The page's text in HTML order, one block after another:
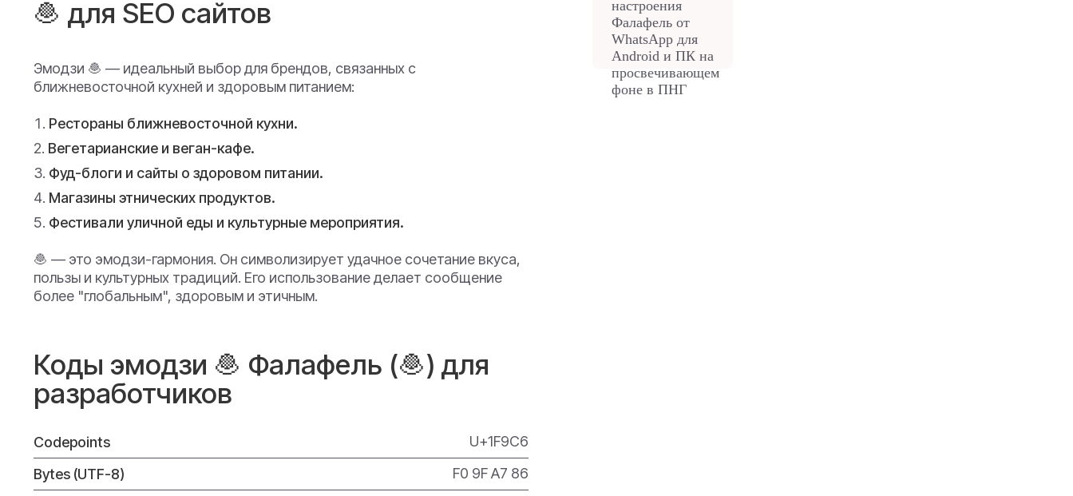
🧆 для SEO сайтов
Эмодзи 🧆 — идеальный выбор для брендов, связанных с
ближневосточной кухней и здоровым питанием:
Рестораны ближневосточной кухни.
Вегетарианские и веган-кафе.
Фуд-блоги и сайты о здоровом питании.
Магазины этнических продуктов.
Фестивали уличной еды и культурные мероприятия.
🧆 — это эмодзи-гармония. Он символизирует удачное сочетание вкуса,
пользы и культурных традиций. Его использование делает сообщение
более "глобальным", здоровым и этичным.
Коды эмодзи 🧆 Фалафель (🧆) для
разработчиков
Codepoints
U+1F9C6
Bytes (UTF-8)
F0 9F A7 86